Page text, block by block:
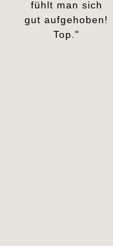
fühlt man sich
gut aufgehoben!
Top."